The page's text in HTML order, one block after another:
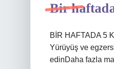
Bir
BİR HAFTADA 5
Yürüyüş ve
edinDaha fazla